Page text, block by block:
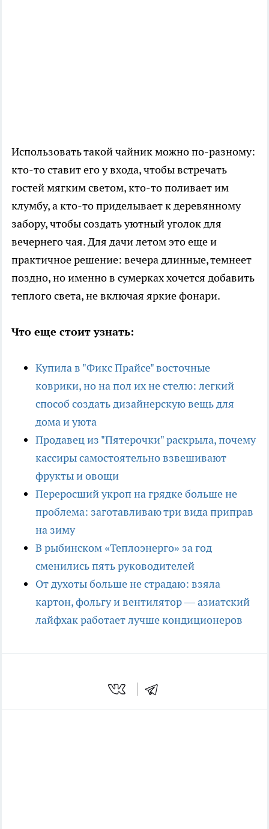
Использовать такой чайник можно по-разному:
кто-то ставит его у входа, чтобы встречать
гостей мягким светом, кто-то поливает им
клумбу, а кто-то приделывает к деревянному
забору, чтобы создать уютный уголок для
вечернего чая. Для дачи летом это еще и
практичное решение: вечера длинные, темнеет
поздно, но именно в сумерках хочется добавить
теплого света, не включая яркие фонари.
Что еще стоит узнать:
Купила в "Фикс Прайсе" восточные
коврики, но на пол их не стелю: легкий
способ создать дизайнерскую вещь для
дома и уюта
Продавец из "Пятерочки" раскрыла, почему
кассиры самостоятельно взвешивают
фрукты и овощи
Переросший укроп на грядке больше не
проблема: заготавливаю три вида приправ
на зиму
В рыбинском «Теплоэнерго» за год
сменились пять руководителей
От духоты больше не страдаю: взяла
картон, фольгу и вентилятор — азиатский
лайфхак работает лучше кондиционеров